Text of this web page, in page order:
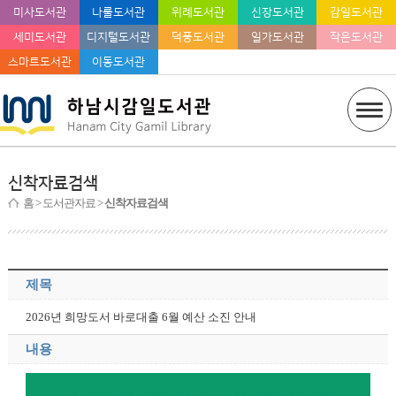
미사도서관 나룰도서관 위례도서관 신장도서관
감일도서관
세미도서관
디지털도서관 덕풍도서관 일가도서관
작은도서관
스마트도서관
이동도서관
신착자료검색
홈> 도서관자료 >신착자료검색
제목
2026년 희망도서 바로대출 6월 예산 소진 안내
내용